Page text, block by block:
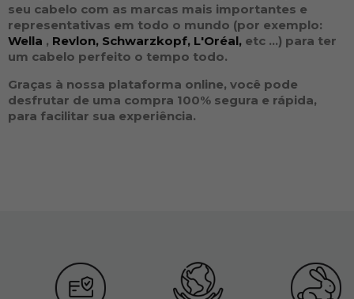
seu cabelo com as marcas mais importantes e
representativas em todo o mundo (por exemplo:
Wella , Revlon, Schwarzkopf, L'Oréal, etc ...) para ter
um cabelo perfeito o tempo todo.
Graças à nossa plataforma online, você pode
desfrutar de uma compra 100% segura e rápida,
para facilitar sua experiência.